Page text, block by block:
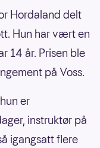
Hordaland delt
Hun har vært en
14 år. Prisen ble
på Voss.
er
instruktør på
igangsatt flere